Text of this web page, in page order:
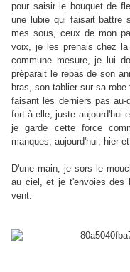
pour saisir le bouquet de
une lubie qui faisait battre
mes sous, ceux de mon
voix, je les prenais chez
commune mesure, je lui
préparait le repas de son
bras, son tablier sur sa
faisant les derniers pas
fort à elle, juste aujourd'hui
je garde cette force
manques, aujourd'hui, hier
D'une main, je sors le
au ciel, et je t'envoies des
vent.